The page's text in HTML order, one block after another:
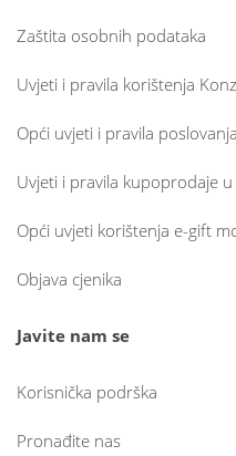
Zaštita osobnih podataka
Uvjeti i pravila korištenja
Opći uvjeti i pravila
Uvjeti i pravila kupoprodaje
Opći uvjeti korištenja e-gift
Objava cjenika
Javite nam se
Korisnička podrška
Pronađite nas